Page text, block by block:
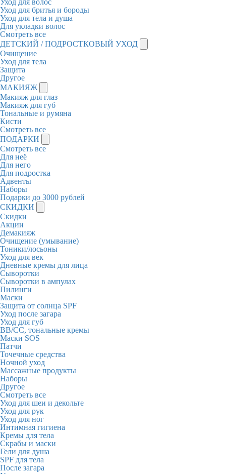
Уход для волос
Уход для бритья и бороды
Уход для тела и душа
Для укладки волос
Смотреть все
ДЕТСКИЙ / ПОДРОСТКОВЫЙ УХОД
Очищение
Уход для тела
Защита
Другое
МАКИЯЖ
Макияж для глаз
Макияж для губ
Тональные и румяна
Кисти
Смотреть все
ПОДАРКИ
Смотреть все
Для неё
Для него
Для подростка
Адвенты
Наборы
Подарки до 3000 рублей
СКИДКИ
Скидки
Акции
Демакияж
Очищение (умывание)
Тоники/лосьоны
Уход для век
Дневные кремы для лица
Сыворотки
Сыворотки в ампулах
Пилинги
Маски
Защита от солнца SPF
Уход после загара
Уход для губ
BB/CC, тональные кремы
Маски SOS
Патчи
Точечные средства
Ночной уход
Массажные продукты
Наборы
Другое
Смотреть все
Уход для шеи и декольте
Уход для рук
Уход для ног
Интимная гигиена
Кремы для тела
Скрабы и маски
Гели для душа
SPF для тела
После загара